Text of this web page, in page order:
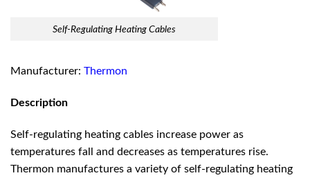
Self-Regulating Heating Cables
Manufacturer: Thermon
Description
Self-regulating heating cables increase power as
temperatures fall and decreases as temperatures rise.
Thermon manufactures a variety of self-regulating heating